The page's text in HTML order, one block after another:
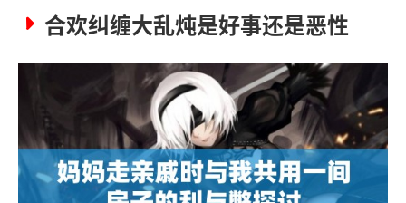
合欢纠缠大乱炖是好事还是恶性